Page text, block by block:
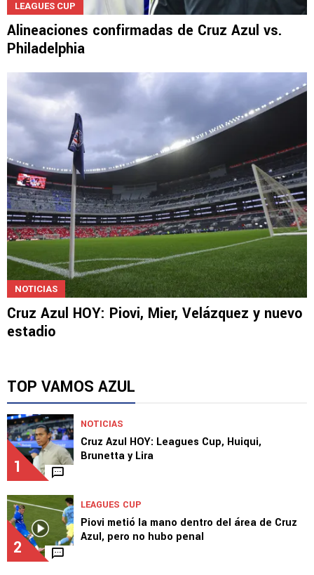
LEAGUES CUP
Alineaciones confirmadas de Cruz Azul vs.
Philadelphia
NOTICIAS
Cruz Azul HOY: Piovi, Mier, Velázquez y nuevo
estadio
TOP VAMOS AZUL
1
NOTICIAS
Cruz Azul HOY: Leagues Cup, Huiqui,
Brunetta y Lira
2
LEAGUES CUP
Piovi metió la mano dentro del área de Cruz
Azul, pero no hubo penal